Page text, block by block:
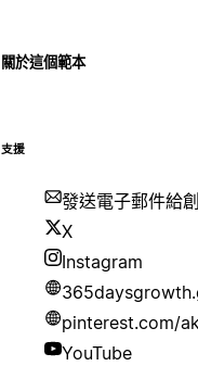
關於這個範本
支援
發送電子郵件給
X
Instagram
pinterest.com/
YouTube